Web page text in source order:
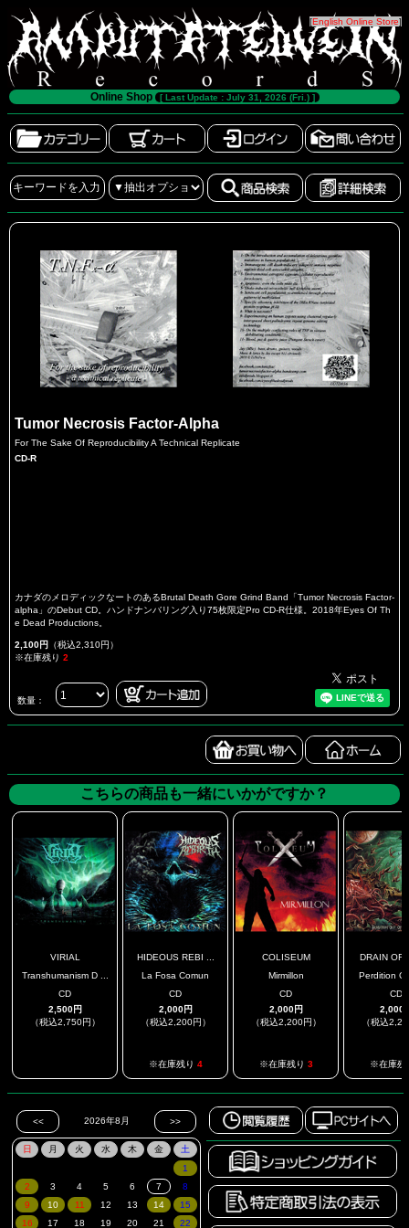
[English Online Store]
Online Shop [ Last Update : July 31, 2026 (Fri.) ]
Tumor Necrosis Factor-Alpha
For The Sake Of Reproducibility A Technical Replicate
CD-R
カナダのメロディックなートのあるBrutal Death Gore Grind Band「Tumor Necrosis Factor-
alpha」のDebut CD。ハンドナンバリング入り75枚限定Pro CD-R仕様。2018年Eyes Of Th
e Dead Productions。
2,100円 （税込2,310円）
※在庫残り 2
数量：
こちらの商品も一緒にいかがですか？
VIRIAL
Transhumanism D ...
CD
2,500円
（税込2,750円）
HIDEOUS REBI ...
La Fosa Comun
CD
2,000円
（税込2,200円）
※在庫残り 4
COLISEUM
Mirmillon
CD
2,000円
（税込2,200円）
※在庫残り 3
DRAIN OF
Perdition
CD
2,000
（税込
※在庫残